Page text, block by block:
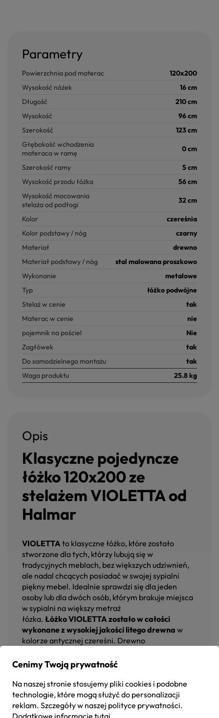
Parametry
Powierzchnia pod materac
120x200
Wysokość nóżek
16 cm
Długość
210 cm
Wysokość
96 cm
Szerokość
123 cm
Głębokość wchodzenia
materaca w ramę
0 cm
Szerokość ramy
5 cm
Wysokość przodu łóżka
56 cm
Wysokość mocowania
stelaża od podłogi
32 cm
Kolor
czereśnia
Kolor podstawy / nóg
czarny
Materiał
drewno
Materiał podstawy / nóg
stal malowana proszkowo
Wykonanie
metalowe
Typ
łóżko podwójne
Stelaż w cenie
tak
Materac w cenie
nie
pojemnik na pościel
Nie
Zagłówek
tak
Do samodzielnego montażu
tak
Waga produktu
25.8 kg
Opis
Klasyczne pojedyncze
łóżko 120x200 ze
stelażem VIOLETTA od
Halmar
VIOLETTAto klasyczne łóżko, które zostało
stworzone dla tych, którzy lubują się w
tradycyjnych meblach, bez większych udziwnień,
ale nadal chcących posiadać w swojej sypialni
piękny mebel. Idealnie sprawdzi się dla jeden
osoby lub dla dwóch osób, którym brakuje miejsca
w sypialni na większy metraż
łózka. Łóżko VIOLETTA zostało w całości
wykonane z wysokiej jakości litego drewna w
kolorze antycznej czereśni. Drewno
dużą wytrzymałością, dzięki czemu będzie to
użytkowania. Łóżko VIOLETTA to idealne
wyposażenie wnętrza, które zostało urządzone w
klasycznym, tradycyjnym stylu.Zdobione oparcie
Cenimy Twoją prywatność
Na naszej stronie stosujemy pliki cookies i podobne
technologie, które mogą służyć do personalizacji
reklam. Szczegóły w naszej polityce prywatności.
Dodatkowe informacje tutaj